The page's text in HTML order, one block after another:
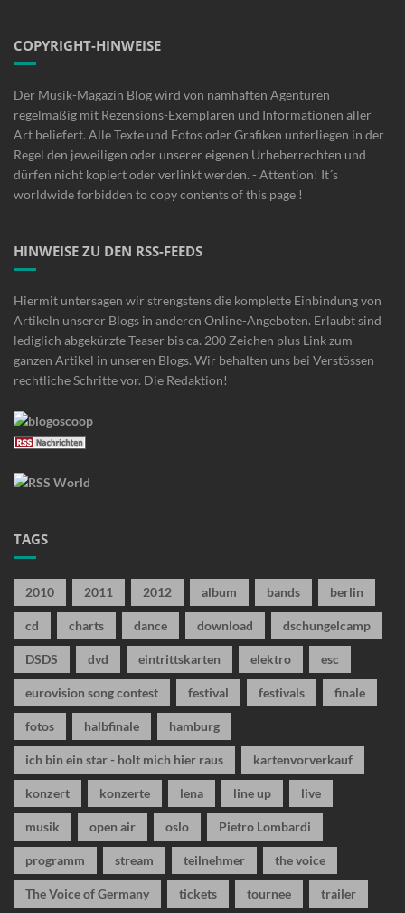
COPYRIGHT-HINWEISE
Der Musik-Magazin Blog wird von namhaften Agenturen
regelmäßig mit Rezensions-Exemplaren und Informationen aller
Art beliefert. Alle Texte und Fotos oder Grafiken unterliegen in der
Regel den jeweiligen oder unserer eigenen Urheberrechten und
dürfen nicht kopiert oder verlinkt werden. - Attention! It´s
worldwide forbidden to copy contents of this page !
HINWEISE ZU DEN RSS-FEEDS
Hiermit untersagen wir strengstens die komplette Einbindung von
Artikeln unserer Blogs in anderen Online-Angeboten. Erlaubt sind
lediglich abgekürzte Teaser bis ca. 200 Zeichen plus Link zum
ganzen Artikel in unseren Blogs. Wir behalten uns bei Verstössen
rechtliche Schritte vor. Die Redaktion!
TAGS
2010 2011 2012 album bands berlin
cd charts dance download dschungelcamp
DSDS dvd eintrittskarten elektro esc
eurovision song contest festival festivals finale
fotos halbfinale hamburg
ich bin ein star - holt mich hier raus kartenvorverkauf
konzert konzerte lena line up live
musik open air oslo Pietro Lombardi
programm stream teilnehmer the voice
The Voice of Germany tickets tournee trailer